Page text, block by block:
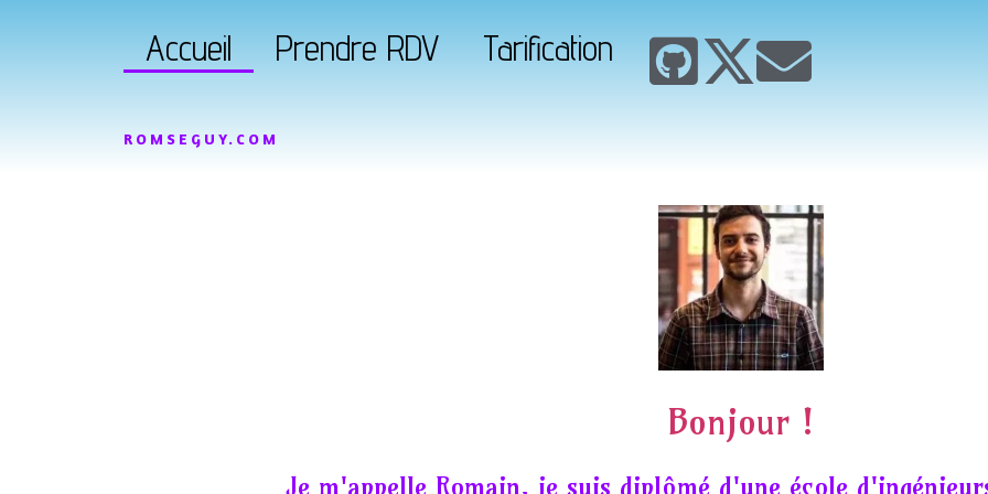
Accueil Prendre RDV Tarification
ROMSEGUY.COM
Bonjour !
Je m'appelle Romain, je suis diplômé d'une école